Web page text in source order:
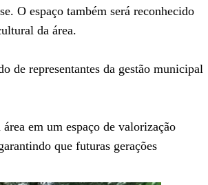
O espaço também será reconhecido
da área.
de representantes da gestão municipal
em um espaço de valorização
que futuras gerações